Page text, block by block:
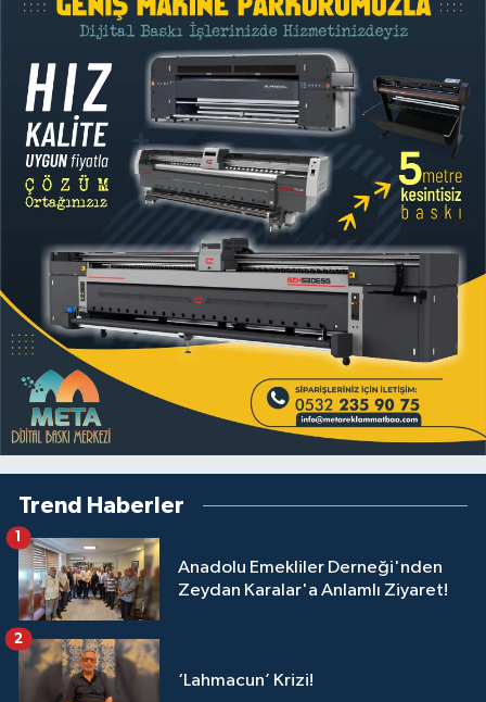
Trend Haberler
Anadolu Emekliler Derneği'nden
Zeydan Karalar'a Anlamlı Ziyaret!
1
‘Lahmacun’ Krizi!
2